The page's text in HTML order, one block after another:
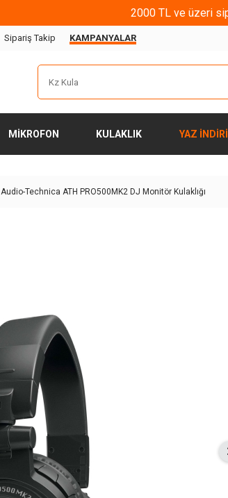
2000 TL ve üzeri
Sipariş Takip KAMPANYALAR
MIKROFON KULAKLIK YAZ
Audio-Technica ATH PRO500MK2 DJ Monitör Kulaklığı